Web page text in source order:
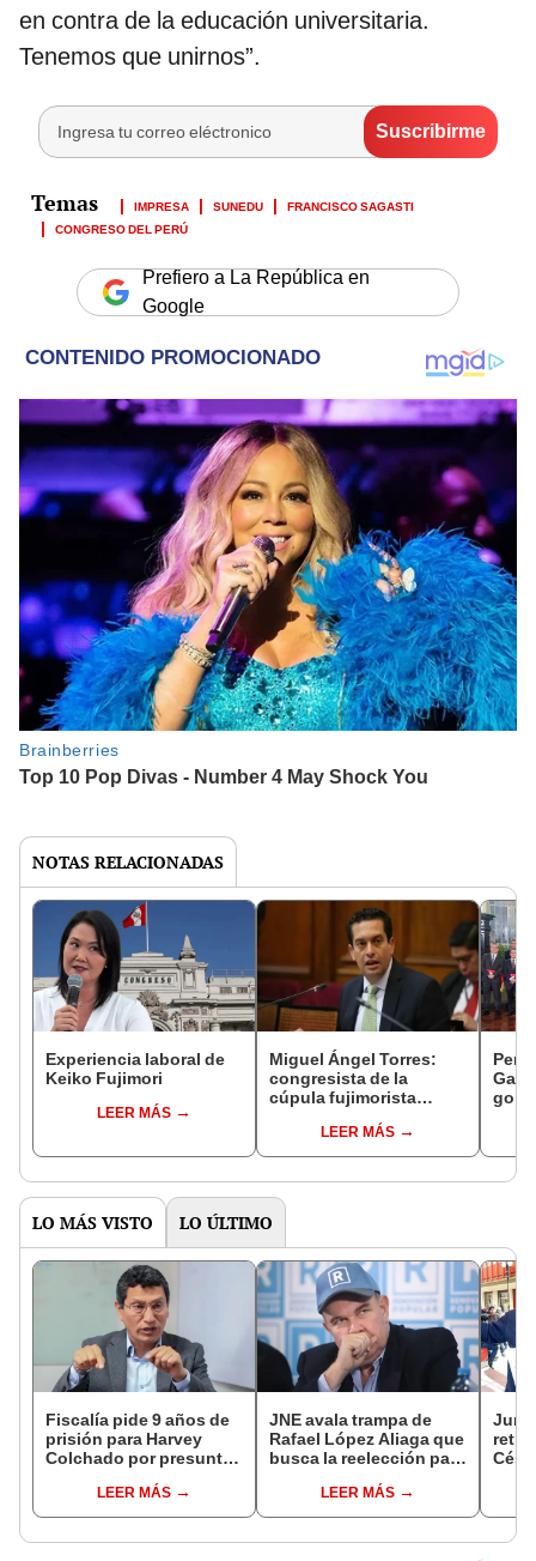
en contra de la educación universitaria.
Tenemos que unirnos”.
IMPRESA SUNEDU
FRANCISCO SAGASTI
CONGRESO DEL PERÚ
Prefiero a La República en
Google
NOTAS RELACIONADAS
Experiencia laboral de
Keiko Fujimori
LEER MÁS
Miguel Ángel Torres:
congresista de la
cúpula fujimorista
del SenadoLEER MÁS
LO MÁS VISTO LO ÚLTIMO
Fiscalía pide 9 años de
prisión para Harvey
Colchado por presunta
incompatible y falsedad
ideológica
LEER MÁS
JNE avala trampa de
Rafael López Aliaga que
busca la reelección para
LEER MÁS